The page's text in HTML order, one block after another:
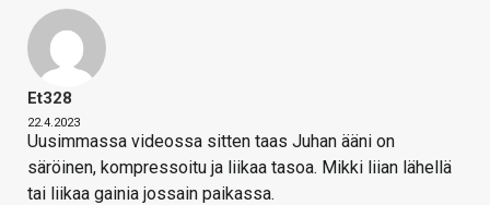
Et328
22.4.2023
Uusimmassa videossa sitten taas Juhan ääni on
säröinen, kompressoitu ja liikaa tasoa. Mikki liian lähellä
tai liikaa gainia jossain paikassa.